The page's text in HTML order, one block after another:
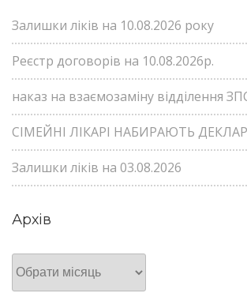
Залишки ліків на 10.08.2026 року
Реєстр договорів на 10.08.2026р.
наказ на взаємозаміну відділення
СІМЕЙНІ ЛІКАРІ НАБИРАЮТЬ
Залишки ліків на 03.08.2026
Архів
Архів